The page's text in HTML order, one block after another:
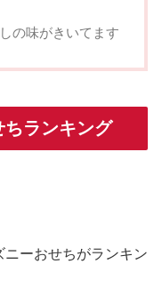
の味がきいてます
ランキング
ーおせちがランキン